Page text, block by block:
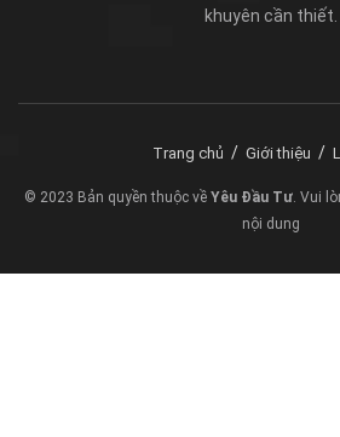
khuyên cần thiết.
Trang chủ Giới thiệu
© 2023 Bản quyền thuộc về Yêu Đầu Tư. Vui
nội dung